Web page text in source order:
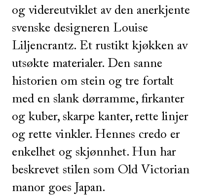
og videreutviklet av den anerkjente
svenske designeren Louise
Liljencrantz. Et rustikt kjøkken av
utsøkte materialer. Den sanne
historien om stein og tre fortalt
med en slank dørramme, firkanter
og kuber, skarpe kanter, rette linjer
og rette vinkler. Hennes credo er
enkelhet og skjønnhet. Hun har
beskrevet stilen som Old Victorian
manor goes Japan.